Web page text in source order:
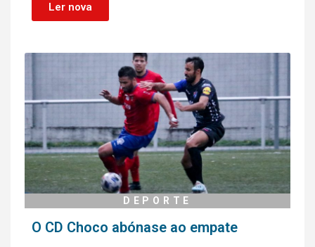
Ler nova
DEPORTE
O CD Choco abónase ao empate